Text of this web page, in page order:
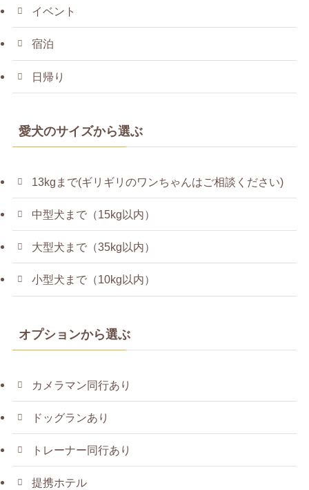
イベント
宿泊
日帰り
愛犬のサイズから選ぶ
13kgまで(ギリギリのワンちゃんはご相談ください)
中型犬まで（15kg以内）
大型犬まで（35kg以内）
小型犬まで（10kg以内）
オプションから選ぶ
カメラマン同行あり
ドッグランあり
トレーナー同行あり
提携ホテル